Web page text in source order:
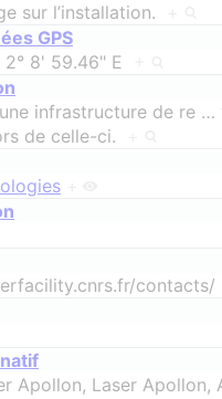
sur l’installation.
GPS
8' 59.46" E
infrastructure de re …
de celle-ci.
contacts/
Apollon, Laser Apollon,